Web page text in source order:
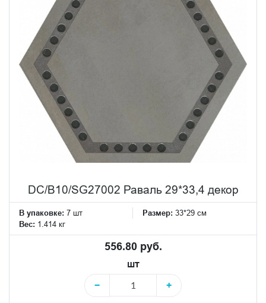
DC/B10/SG27002 Раваль 29*33,4 декор
В упаковке: 7 шт Размер: 33*29 см
Вес: 1.414 кг
556.80 руб.
шт
−
+